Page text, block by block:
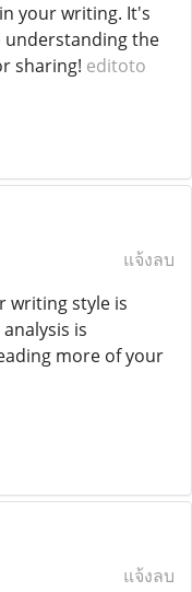
your writing. It's
the
sharing! editoto
แจ้งลบ
writing style is
is
more of your
แจ้งลบ